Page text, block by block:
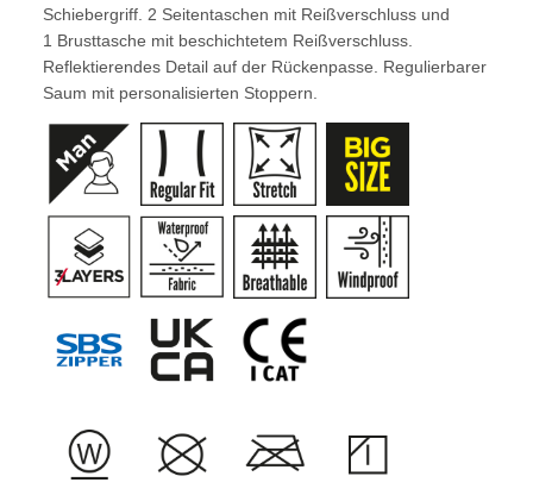
Schiebergriff. 2 Seitentaschen mit Reißverschluss und
1 Brusttasche mit beschichtetem Reißverschluss.
Reflektierendes Detail auf der Rückenpasse. Regulierbarer
Saum mit personalisierten Stoppern.